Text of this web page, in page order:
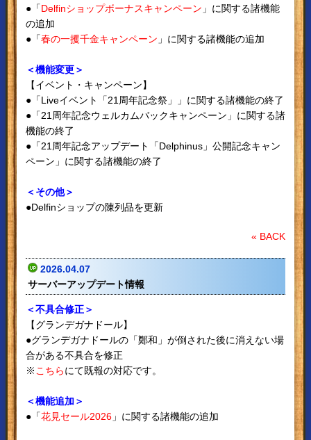
●「Delfinショップボーナスキャンペーン 」に関する諸機能
の追加
●「春の一攫千金キャンペーン 」に関する諸機能の追加
＜機能変更＞
【イベント・キャンペーン】
●「Liveイベント「21周年記念祭」」に関する諸機能の終了
●「21周年記念ウェルカムバックキャンペーン」に関する諸
機能の終了
●「21周年記念アップデート「Delphinus」公開記念キャン
ペーン」に関する諸機能の終了
＜その他＞
●Delfinショップの陳列品を更新
« BACK
2026.04.07
サーバーアップデート情報
＜不具合修正＞
【グランデガナドール】
●グランデガナドールの「鄭和」が倒された後に消えない場
合がある不具合を修正
※ こちらにて既報の対応です。
＜機能追加＞
●「花見セール2026」に関する諸機能の追加